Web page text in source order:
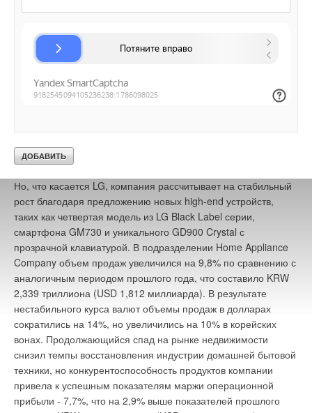
S-класса, enV3 с QWERTY клавиатурой для текстовых
сообщений и enV Touch с QWERTY клавиатурой и
сенсорным экраном. Доходность улучшилась за счет
удачного сочетания продуктов с акцентом на выпуск новых
моделей, а также за счет солидного роста от уже
существующих на рынке телефонов среднего и высокого
по сравнению с аналогичным периодом прошлого года, что
Но, что касается LG, компания рассчитывает на стабильный
рост благодаря предложению новых high-end устройств,
таких как четвертая модель из LG Black Label серии,
смартфона GM730 и уникального GD900 Crystal с
прозрачной клавиатурой. В подразделении Home Appliance
Company объем продаж увеличился на 9,8% по сравнению с
аналогичным периодом прошлого года, что составило KRW
2,339 триллиона (USD 1,812 миллиарда). В результате
нестабильного курса валют объемы продаж в долларах
сократились на 14%, но увеличились на 10% в корейских
вонах. Продолжающийся спад на рынке недвижимости
снизил темпы восстановления индустрии домашней бытовой
техники, но конкурентоспособность продуктов компании
привела к успешным показателям маржи операционной
прибыли - 7,7%, что на 2,9% выше показателей прошлого